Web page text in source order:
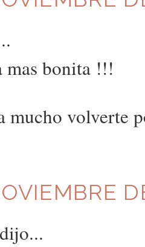
mas bonita !!!
mucho volverte